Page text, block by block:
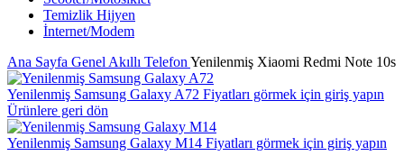
Temizlik Hijyen
İnternet/Modem
Ana Sayfa Genel Akıllı Telefon Yenilenmiş Xiaomi Redmi Note 10s
Yenilenmiş Samsung Galaxy A72 Fiyatları görmek için giriş yapın
Ürünlere geri dön
Yenilenmiş Samsung Galaxy M14 Fiyatları görmek için giriş yapın